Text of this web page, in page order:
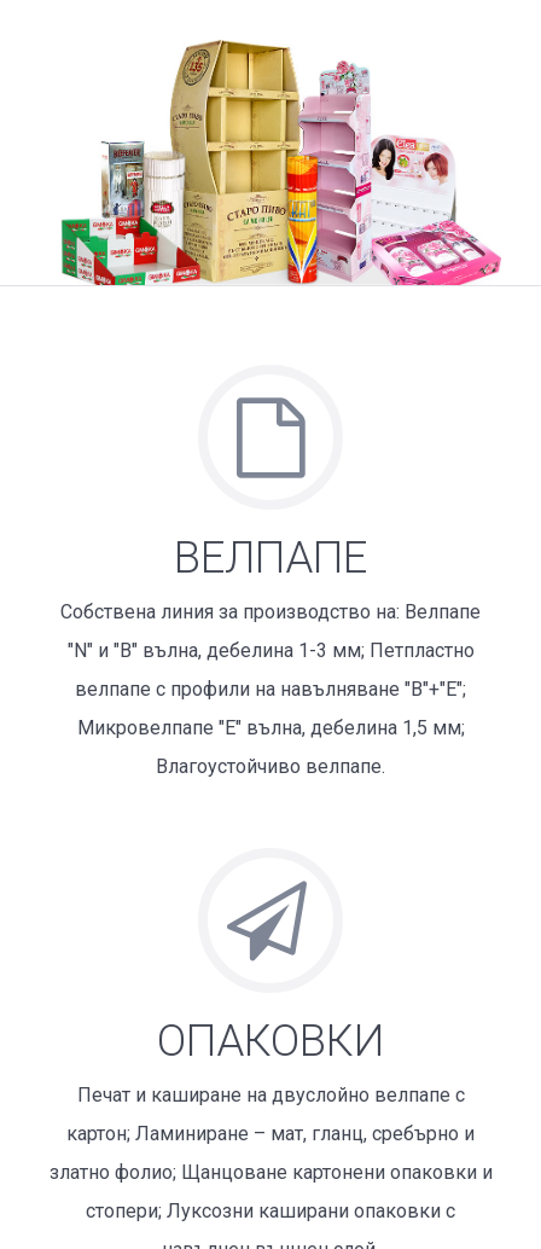
ВЕЛПАПЕ
Собствена линия за производство на: Велпапе
"N" и "B" вълна, дебелина 1-3 мм; Петпластно
велпапе с профили на навълняване "B"+"Е";
Микровелпапе "Е" вълна, дебелина 1,5 мм;
Влагоустойчиво велпапе.
ОПАКОВКИ
Печат и каширане на двуслойно велпапе с
картон; Ламиниране – мат, гланц, сребърно и
златно фолио; Щанцоване картонени опаковки и
стопери; Луксозни каширани опаковки с